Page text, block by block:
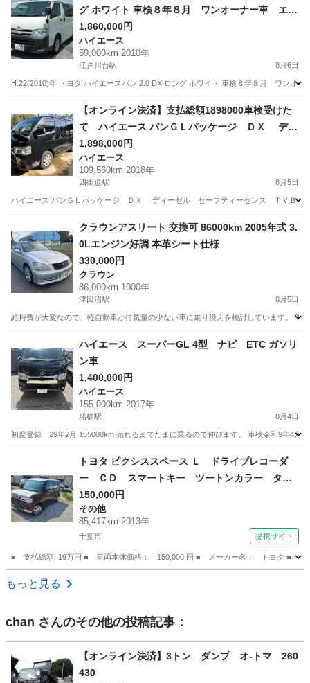
グ ホワイト 車検８年８月 ワンオーナー車 エア
コン オートマ ETC パワステ R8自税込 17
583
1,860,000円
ハイエース
59,000km 2010年
江戸川台駅 8月6日
H.22(2010)年 トヨタ ハイエースバン 2.0 DX ロング ホワイト 車検８年８月 ワン
江戸川台駅 ハイエース ロング
【オンライン決済】支払総額1898000車検受けた
て ハイエース バンＧＬパッケージ ＤＸ ディ
ーゼル セーフティーセンス ＴＶＢｌｕｅｔｏ
ｏｔｈバックカメラ キーレス ドラレコ オー
トハイビーム バックセンサー ETC
1,898,000円
ハイエース
109,560km 2018年
四街道駅 8月5日
ハイエース バンＧＬパッケージ ＤＸ ディーゼル セーフティーセンス ＴＶＢ
四街道駅 ハイエース ハイビーム
クラウンアスリート 交換可 86000km 2005年式 3.
0Lエンジン好調 本革シート仕様
330,000円
クラウン
86,000km 1000年
津田沼駅 8月5日
維持費が大変なので、軽自動車か排気量の少ない車に乗り換えを検討しています。
津田沼駅 クラウン エンジン
ハイエース スーパーGL 4型 ナビ ETC ガソリ
ン車
1,400,000円
ハイエース
155,000km 2017年
船橋駅 8月4日
初度登録 29年2月 155000km 売れるまでたまに乗るので伸びます。 車検令和9年4月
船橋駅 ナビ
トヨタ ピクシススペース Ｌ ドライブレコーダ
ー ＣＤ スマートキー ツートンカラー タイ
ヤホイール１４インチ 走行距離８５０００キロ
（車検整備付）
150,000円
その他
85,417km 2013年
千葉市 提携サイト
■ 支払総額: 19万円 ■ 車両本体価格： 150,000 円 ■ メーカー名： トヨタ ■
千葉 千葉市
もっと見る
chan さんのその他の投稿記事：
【オンライン決済】3トン ダンプ オ-トマ 260
430